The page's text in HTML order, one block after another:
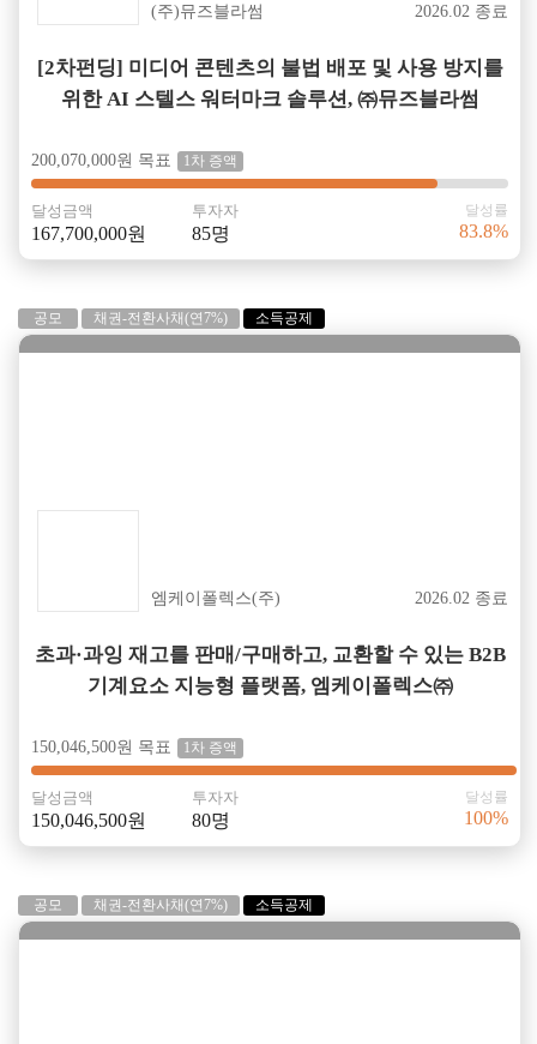
(주)뮤즈블라썸 2026.02 종료
[2차펀딩] 미디어 콘텐츠의 불법 배포 및 사용 방지를
위한 AI 스텔스 워터마크 솔루션, ㈜뮤즈블라썸
200,070,000원 목표 1차 증액
달성금액
167,700,000원
투자자
85명
달성률
83.8%
공모 채권-전환사채(연7%) 소득공제
엠케이폴렉스(주) 2026.02 종료
초과·과잉 재고를 판매/구매하고, 교환할 수 있는 B2B
기계요소 지능형 플랫폼, 엠케이폴렉스㈜
150,046,500원 목표 1차 증액
달성금액
150,046,500원
투자자
80명
달성률
100%
공모 채권-전환사채(연7%) 소득공제